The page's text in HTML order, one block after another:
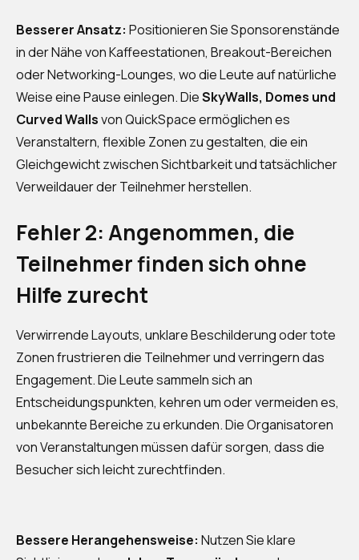
Besserer Ansatz: Positionieren Sie Sponsorenstände
in der Nähe von Kaffeestationen, Breakout-Bereichen
oder Networking-Lounges, wo die Leute auf natürliche
Weise eine Pause einlegen. DieSkyWalls, Domes und
Curved Wallsvon QuickSpace ermöglichen es
Veranstaltern, flexible Zonen zu gestalten, die ein
Gleichgewicht zwischen Sichtbarkeit und tatsächlicher
Verweildauer der Teilnehmer herstellen.
Fehler 2: Angenommen, die
Teilnehmer finden sich ohne
Hilfe zurecht
Verwirrende Layouts, unklare Beschilderung oder tote
Zonen frustrieren die Teilnehmer und verringern das
Engagement. Die Leute sammeln sich an
Entscheidungspunkten, kehren um oder vermeiden es,
unbekannte Bereiche zu erkunden. Die Organisatoren
von Veranstaltungen müssen dafür sorgen, dass die
Besucher sich leicht zurechtfinden.
Bessere Herangehensweise: Nutzen Sie klare